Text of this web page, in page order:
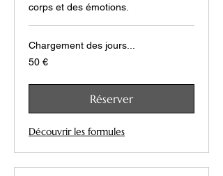
corps et des émotions.
Chargement des jours...
50
euros
50 €
Réserver
Découvrir les formules